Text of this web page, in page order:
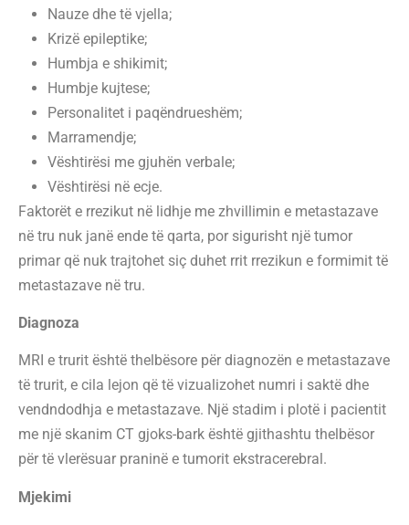
Nauze dhe të vjella;
Krizë epileptike;
Humbja e shikimit;
Humbje kujtese;
Personalitet i paqëndrueshëm;
Marramendje;
Vështirësi me gjuhën verbale;
Vështirësi në ecje.
Faktorët e rrezikut në lidhje me zhvillimin e metastazave
në tru nuk janë ende të qarta, por sigurisht një tumor
primar që nuk trajtohet siç duhet rrit rrezikun e formimit të
metastazave në tru.
Diagnoza
MRI e trurit është thelbësore për diagnozën e metastazave
të trurit, e cila lejon që të vizualizohet numri i saktë dhe
vendndodhja e metastazave. Një stadim i plotë i pacientit
me një skanim CT gjoks-bark është gjithashtu thelbësor
për të vlerësuar praninë e tumorit ekstracerebral.
Mjekimi